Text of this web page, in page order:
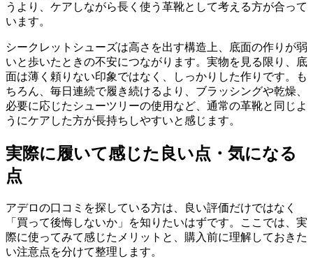
うより、ケアしながら長く使う革靴として考える方が合って
います。
シークレットシューズは高さを出す構造上、底面の作りが弱
いと歩いたときの不安につながります。実物を見る限り、底
面は薄く頼りない印象ではなく、しっかりした作りです。も
ちろん、毎日連続で履き続けるより、ブラッシングや乾燥、
必要に応じたシューツリーの使用など、通常の革靴と同じよ
うにケアした方が長持ちしやすいと感じます。
実際に履いて感じた良い点・気になる
点
アデロの口コミを探している方は、良い評価だけではなく
「買って後悔しないか」を知りたいはずです。ここでは、実
際に使ってみて感じたメリットと、購入前に理解しておきた
い注意点を分けて整理します。